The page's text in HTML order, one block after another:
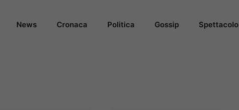
News Cronaca Politica Gossip Spettacolo